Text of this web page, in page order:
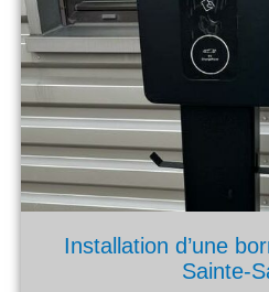
Installation d’une
Sainte-